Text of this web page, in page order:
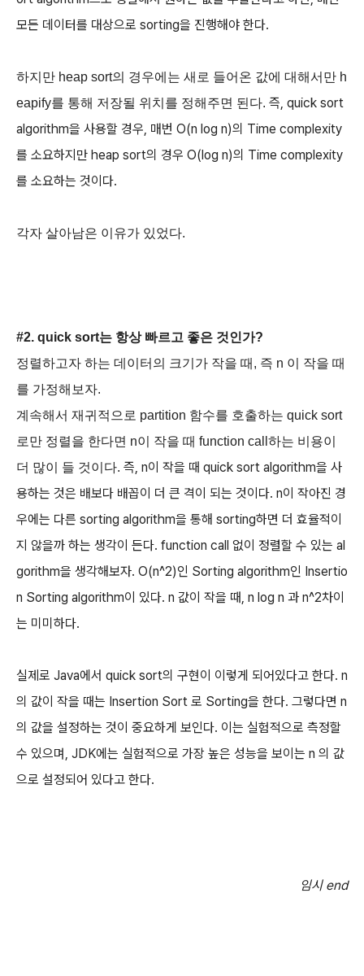
모든 데이터를 대상으로 sorting을 진행해야 한다.
하지만 heap sort의 경우에는 새로 들어온 값에 대해서만 h
eapify를 통해 저장될 위치를 정해주면 된다. 즉, quick sort
algorithm을 사용할 경우, 매번 O(n log n)의 Time complexity
를 소요하지만 heap sort의 경우 O(log n)의 Time complexity
를 소요하는 것이다.
각자 살아남은 이유가 있었다.
#2. quick sort는 항상 빠르고 좋은 것인가?
정렬하고자 하는 데이터의 크기가 작을 때, 즉 n 이 작을 때
를 가정해보자.
계속해서 재귀적으로 partition 함수를 호출하는 quick sort
로만 정렬을 한다면 n이 작을 때 function call하는 비용이
더 많이 들 것이다. 즉, n이 작을 때 quick sort algorithm을 사
용하는 것은 배보다 배꼽이 더 큰 격이 되는 것이다. n이 작아진 경
우에는 다른 sorting algorithm을 통해 sorting하면 더 효율적이
지 않을까 하는 생각이 든다. function call 없이 정렬할 수 있는 al
gorithm을 생각해보자. O(n^2)인 Sorting algorithm인 Insertio
n Sorting algorithm이 있다. n 값이 작을 때, n log n 과 n^2차이
는 미미하다.
실제로 Java에서 quick sort의 구현이 이렇게 되어있다고 한다. n
의 값이 작을 때는 Insertion Sort 로 Sorting을 한다. 그렇다면 n
의 값을 설정하는 것이 중요하게 보인다. 이는 실험적으로 측정할
수 있으며, JDK에는 실험적으로 가장 높은 성능을 보이는 n 의 값
으로 설정되어 있다고 한다.
임시 end